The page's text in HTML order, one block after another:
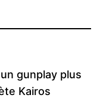
gunplay plus
Kairos